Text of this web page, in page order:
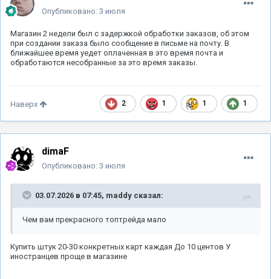
Опубликовано: 3 июля
Магазин 2 недели был с задержкой обработки заказов, об этом
при создании заказа было сообщение в письме на почту. В
ближайшее время уедет оплаченная в это время почта и
обработаются несобранные за это время заказы.
2 1 1 1
Наверх
dimaF
Опубликовано: 3 июля
03.07.2026 в 07:45, maddy сказал:
Чем вам прекрасного топтрейда мало
Купить штук 20-30 конкретных карт каждая До 10 центов У
иностранцев проще в магазине